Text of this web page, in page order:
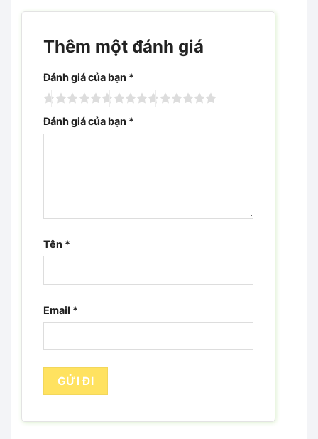
Thêm một đánh giá
Đánh giá của bạn *
Đánh giá của bạn *
Tên *
Email *